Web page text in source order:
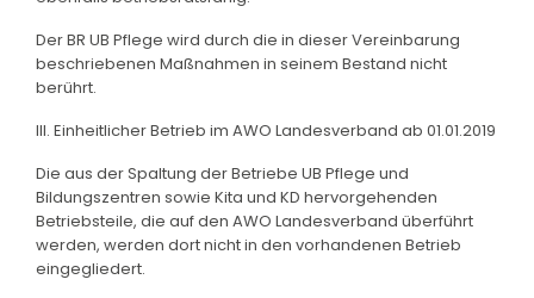
Der BR UB Pflege wird durch die in dieser Vereinbarung
beschriebenen Maßnahmen in seinem Bestand nicht
berührt.
III. Einheitlicher Betrieb im AWO Landesverband ab 01.01.2019
Die aus der Spaltung der Betriebe UB Pflege und
Bildungszentren sowie Kita und KD hervorgehenden
Betriebsteile, die auf den AWO Landesverband überführt
werden, werden dort nicht in den vorhandenen Betrieb
eingegliedert.